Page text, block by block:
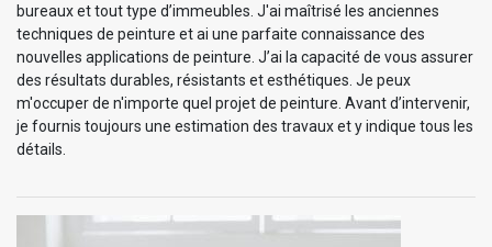
bureaux et tout type d’immeubles. J'ai maîtrisé les anciennes
techniques de peinture et ai une parfaite connaissance des
nouvelles applications de peinture. J’ai la capacité de vous assurer
des résultats durables, résistants et esthétiques. Je peux
m'occuper de n'importe quel projet de peinture. Avant d’intervenir,
je fournis toujours une estimation des travaux et y indique tous les
détails.